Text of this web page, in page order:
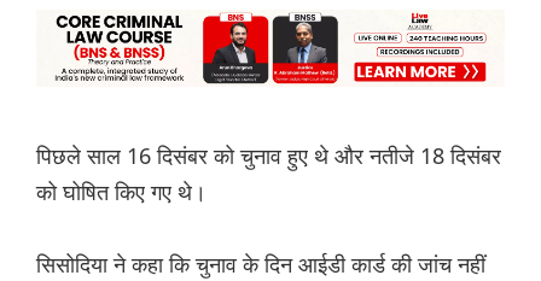
पिछले साल 16 दिसंबर को चुनाव हुए थे और नतीजे 18 दिसंबर
को घोषित किए गए थे।
सिसोदिया ने कहा कि चुनाव के दिन आईडी कार्ड की जांच नहीं